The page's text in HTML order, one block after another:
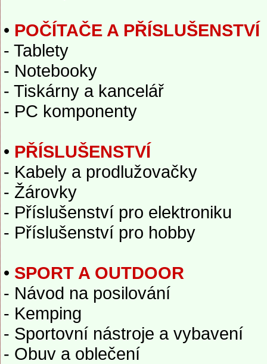
• POČÍTAČE A PŘÍSLUŠENSTVÍ
- Tablety
- Notebooky
- Tiskárny a kancelář
- PC komponenty
• PŘÍSLUŠENSTVÍ
- Kabely a prodlužovačky
- Žárovky
- Příslušenství pro elektroniku
- Příslušenství pro hobby
• SPORT A OUTDOOR
- Návod na posilování
- Kemping
- Sportovní nástroje a vybavení
- Obuv a oblečení